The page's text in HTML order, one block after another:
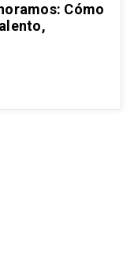
Cómo